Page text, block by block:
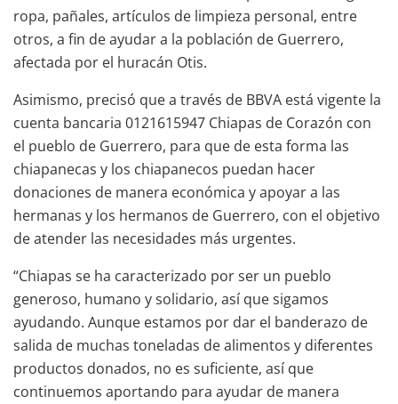
ropa, pañales, artículos de limpieza personal, entre
otros, a fin de ayudar a la población de Guerrero,
afectada por el huracán Otis.
Asimismo, precisó que a través de BBVA está vigente la
cuenta bancaria 0121615947 Chiapas de Corazón con
el pueblo de Guerrero, para que de esta forma las
chiapanecas y los chiapanecos puedan hacer
donaciones de manera económica y apoyar a las
hermanas y los hermanos de Guerrero, con el objetivo
de atender las necesidades más urgentes.
“Chiapas se ha caracterizado por ser un pueblo
generoso, humano y solidario, así que sigamos
ayudando. Aunque estamos por dar el banderazo de
salida de muchas toneladas de alimentos y diferentes
productos donados, no es suficiente, así que
continuemos aportando para ayudar de manera